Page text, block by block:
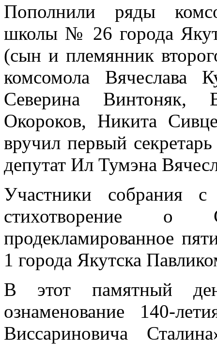
Пополнили ряды
школы № 26 города
(сын и племянник
комсомола Вячеслава
Северина Винтоняк,
Окороков, Никита
вручил первый
депутат Ил Тумэна
Участники собрания с
стихотворение о
продекламированное
1 города Якутска
В этот памятный
ознаменование 140-
Виссариновича